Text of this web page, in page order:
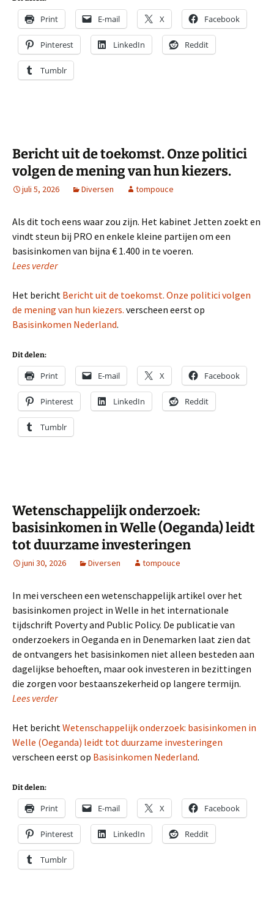
Print E-mail X Facebook
Pinterest LinkedIn Reddit
Tumblr
Bericht uit de toekomst. Onze politici
volgen de mening van hun kiezers.
juli 5, 2026 Diversen tompouce
Als dit toch eens waar zou zijn. Het kabinet Jetten zoekt en
vindt steun bij PRO en enkele kleine partijen om een
basisinkomen van bijna € 1.400 in te voeren.
Lees verder
Het bericht Bericht uit de toekomst. Onze politici volgen
de mening van hun kiezers. verscheen eerst op
Basisinkomen Nederland.
Dit delen:
Print E-mail X Facebook
Pinterest LinkedIn Reddit
Tumblr
Wetenschappelijk onderzoek:
basisinkomen in Welle (Oeganda) leidt
tot duurzame investeringen
juni 30, 2026 Diversen tompouce
In mei verscheen een wetenschappelijk artikel over het
basisinkomen project in Welle in het internationale
tijdschrift Poverty and Public Policy. De publicatie van
onderzoekers in Oeganda en in Denemarken laat zien dat
de ontvangers het basisinkomen niet alleen besteden aan
dagelijkse behoeften, maar ook investeren in bezittingen
die zorgen voor bestaanszekerheid op langere termijn.
Lees verder
Het berichtWetenschappelijk onderzoek: basisinkomen in
Welle (Oeganda) leidt tot duurzame investeringen
verscheen eerst op Basisinkomen Nederland.
Dit delen:
Print E-mail X Facebook
Pinterest LinkedIn Reddit
Tumblr